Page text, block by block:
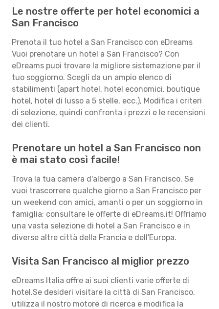
Le nostre offerte per hotel economici a
San Francisco
Prenota il tuo hotel a San Francisco con eDreams
Vuoi prenotare un hotel a San Francisco? Con
eDreams puoi trovare la migliore sistemazione per il
tuo soggiorno. Scegli da un ampio elenco di
stabilimenti (apart hotel, hotel economici, boutique
hotel, hotel di lusso a 5 stelle, ecc.), Modifica i criteri
di selezione, quindi confronta i prezzi e le recensioni
dei clienti.
Prenotare un hotel a San Francisco non
è mai stato così facile!
Trova la tua camera d'albergo a San Francisco. Se
vuoi trascorrere qualche giorno a San Francisco per
un weekend con amici, amanti o per un soggiorno in
famiglia; consultare le offerte di eDreams.it! Offriamo
una vasta selezione di hotel a San Francisco e in
diverse altre città della Francia e dell'Europa.
Visita San Francisco al miglior prezzo
eDreams Italia offre ai suoi clienti varie offerte di
hotel.Se desideri visitare la città di San Francisco,
utilizza il nostro motore di ricerca e modifica la